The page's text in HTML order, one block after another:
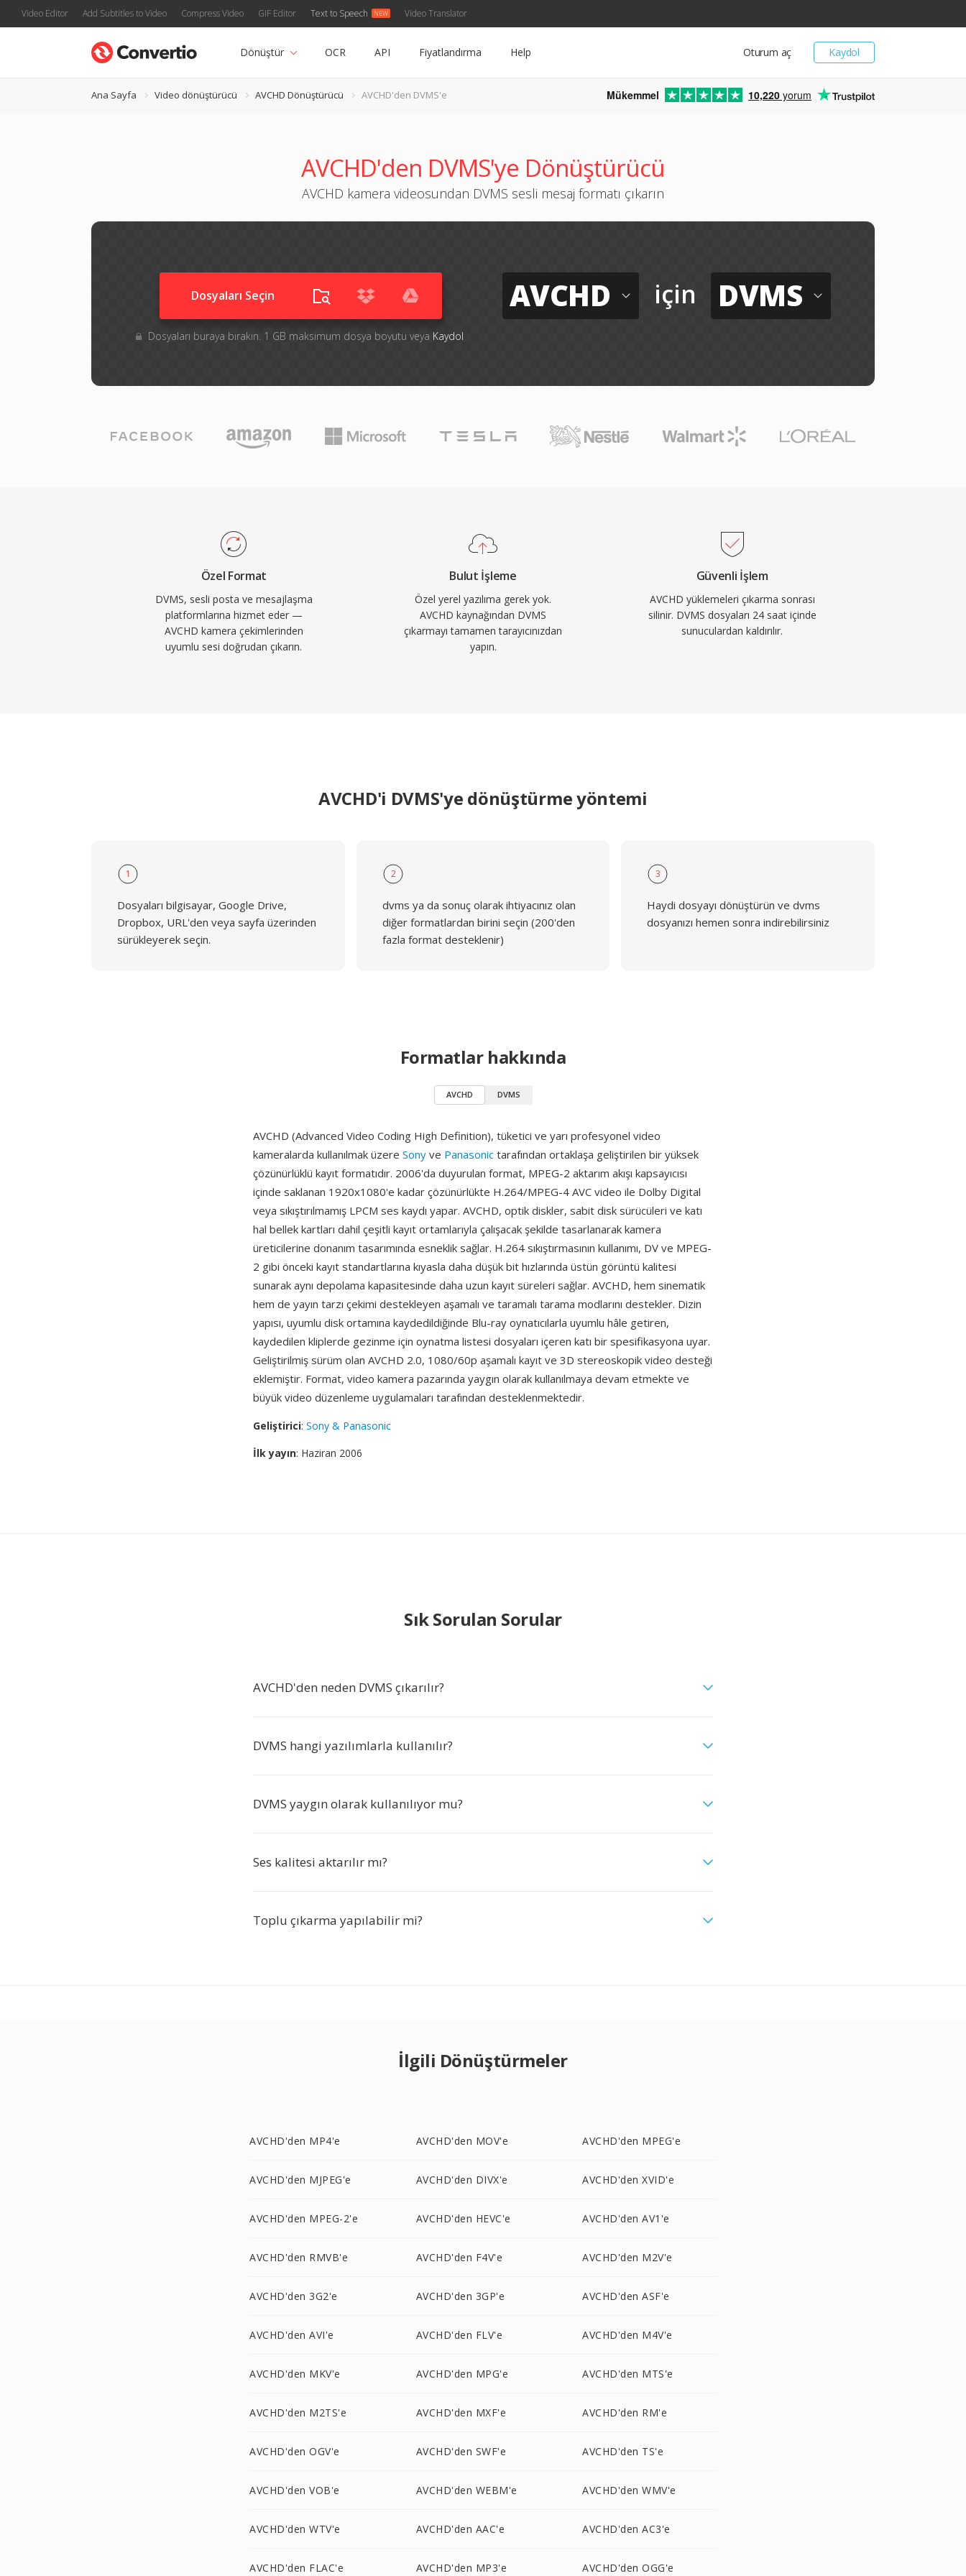
Video Editor Add Subtitles to Video Compress Video GIF Editor Text to Speech Video Translator
Kaydol
Oturum aç
Dönüştür OCR API Fiyatlandırma Help
Ana Sayfa Video dönüştürücü AVCHD Dönüştürücü AVCHD'den DVMS'e Mükemmel 10,220 yorum
AVCHD'den DVMS'ye Dönüştürücü
AVCHD kamera videosundan DVMS sesli mesaj formatı çıkarın
Dosyaları Seçin
Dosyaları buraya bırakın. 1 GB maksimum dosya boyutu veya Kaydol
AVCHD için DVMS
Özel Format
DVMS, sesli posta ve mesajlaşma
platformlarına hizmet eder —
AVCHD kamera çekimlerinden
uyumlu sesi doğrudan çıkarın.
Bulut İşleme
Özel yerel yazılıma gerek yok.
AVCHD kaynağından DVMS
çıkarmayı tamamen tarayıcınızdan
yapın.
Güvenli İşlem
AVCHD yüklemeleri çıkarma sonrası
silinir. DVMS dosyaları 24 saat içinde
sunuculardan kaldırılır.
AVCHD'i DVMS'ye dönüştürme yöntemi
1
Dosyaları bilgisayar, Google Drive,
Dropbox, URL'den veya sayfa üzerinden
sürükleyerek seçin.
2
dvms ya da sonuç olarak ihtiyacınız olan
diğer formatlardan birini seçin (200'den
fazla format desteklenir)
3
Haydi dosyayı dönüştürün ve dvms
dosyanızı hemen sonra indirebilirsiniz
Formatlar hakkında
AVCHD DVMS
AVCHD (Advanced Video Coding High Definition), tüketici ve yarı profesyonel video
kameralarda kullanılmak üzere Sony ve Panasonic tarafından ortaklaşa geliştirilen bir yüksek
çözünürlüklü kayıt formatıdır. 2006'da duyurulan format, MPEG-2 aktarım akışı kapsayıcısı
içinde saklanan 1920x1080'e kadar çözünürlükte H.264/MPEG-4 AVC video ile Dolby Digital
veya sıkıştırılmamış LPCM ses kaydı yapar. AVCHD, optik diskler, sabit disk sürücüleri ve katı
hal bellek kartları dahil çeşitli kayıt ortamlarıyla çalışacak şekilde tasarlanarak kamera
üreticilerine donanım tasarımında esneklik sağlar. H.264 sıkıştırmasının kullanımı, DV ve MPEG-
2 gibi önceki kayıt standartlarına kıyasla daha düşük bit hızlarında üstün görüntü kalitesi
sunarak aynı depolama kapasitesinde daha uzun kayıt süreleri sağlar. AVCHD, hem sinematik
hem de yayın tarzı çekimi destekleyen aşamalı ve taramalı tarama modlarını destekler. Dizin
yapısı, uyumlu disk ortamına kaydedildiğinde Blu-ray oynatıcılarla uyumlu hâle getiren,
kaydedilen kliplerde gezinme için oynatma listesi dosyaları içeren katı bir spesifikasyona uyar.
Geliştirilmiş sürüm olan AVCHD 2.0, 1080/60p aşamalı kayıt ve 3D stereoskopik video desteği
eklemiştir. Format, video kamera pazarında yaygın olarak kullanılmaya devam etmekte ve
büyük video düzenleme uygulamaları tarafından desteklenmektedir.
Geliştirici: Sony & Panasonic
İlk yayın: Haziran 2006
Sık Sorulan Sorular
AVCHD'den neden DVMS çıkarılır?
DVMS hangi yazılımlarla kullanılır?
DVMS yaygın olarak kullanılıyor mu?
Ses kalitesi aktarılır mı?
Toplu çıkarma yapılabilir mi?
İlgili Dönüştürmeler
AVCHD'den MP4'e AVCHD'den MOV'e AVCHD'den MPEG'e
AVCHD'den MJPEG'e AVCHD'den DIVX'e AVCHD'den XVID'e
AVCHD'den MPEG-2'e AVCHD'den HEVC'e AVCHD'den AV1'e
AVCHD'den RMVB'e AVCHD'den F4V'e AVCHD'den M2V'e
AVCHD'den 3G2'e AVCHD'den 3GP'e AVCHD'den ASF'e
AVCHD'den AVI'e AVCHD'den FLV'e AVCHD'den M4V'e
AVCHD'den MKV'e AVCHD'den MPG'e AVCHD'den MTS'e
AVCHD'den M2TS'e AVCHD'den MXF'e AVCHD'den RM'e
AVCHD'den OGV'e AVCHD'den SWF'e AVCHD'den TS'e
AVCHD'den VOB'e AVCHD'den WEBM'e AVCHD'den WMV'e
AVCHD'den WTV'e AVCHD'den AAC'e AVCHD'den AC3'e
AVCHD'den FLAC'e AVCHD'den MP3'e AVCHD'den OGG'e